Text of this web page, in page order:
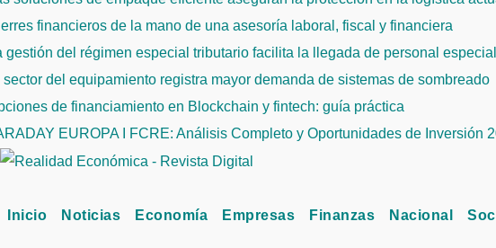
financieros de la mano de una asesoría laboral, fiscal y financiera
gestión del régimen especial tributario facilita la llegada de personal
sector del equipamiento registra mayor demanda de sistemas de sombreado
de financiamiento en Blockchain y fintech: guía práctica
EUROPA I FCRE: Análisis Completo y Oportunidades de Inversión
Inicio Noticias Economía Empresas Finanzas Nacional